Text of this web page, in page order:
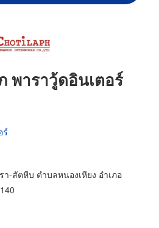
พาราวู้ดอินเตอร์
ร์
า-สัตหีบ ตำบลหนองเหียง อำเภอ